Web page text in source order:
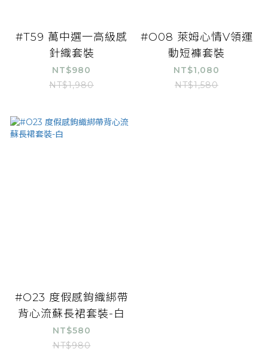
#T59 萬中選一高級感
針織套裝
NT$980
NT$1,980
#O08 萊姆心情V領運
動短褲套裝
NT$1,080
NT$1,580
#O23 度假感鉤織綁帶
背心流蘇長裙套裝-白
NT$580
NT$980